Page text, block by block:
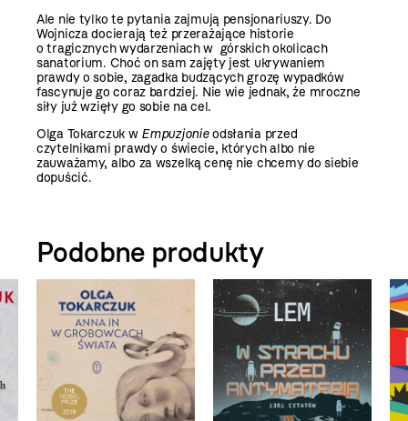
Ale nie tylko te pytania zajmują pensjonariuszy. Do
Wojnicza docierają też przerażające historie
o tragicznych wydarzeniach w górskich okolicach
sanatorium. Choć on sam zajęty jest ukrywaniem
prawdy o sobie, zagadka budzących grozę wypadków
fascynuje go coraz bardziej. Nie wie jednak, że mroczne
siły już wzięły go sobie na cel.
Olga Tokarczuk w Empuzjonieodsłania przed
czytelnikami prawdy o świecie, których albo nie
zauważamy, albo za wszelką cenę nie chcemy do siebie
dopuścić.
Podobne produkty